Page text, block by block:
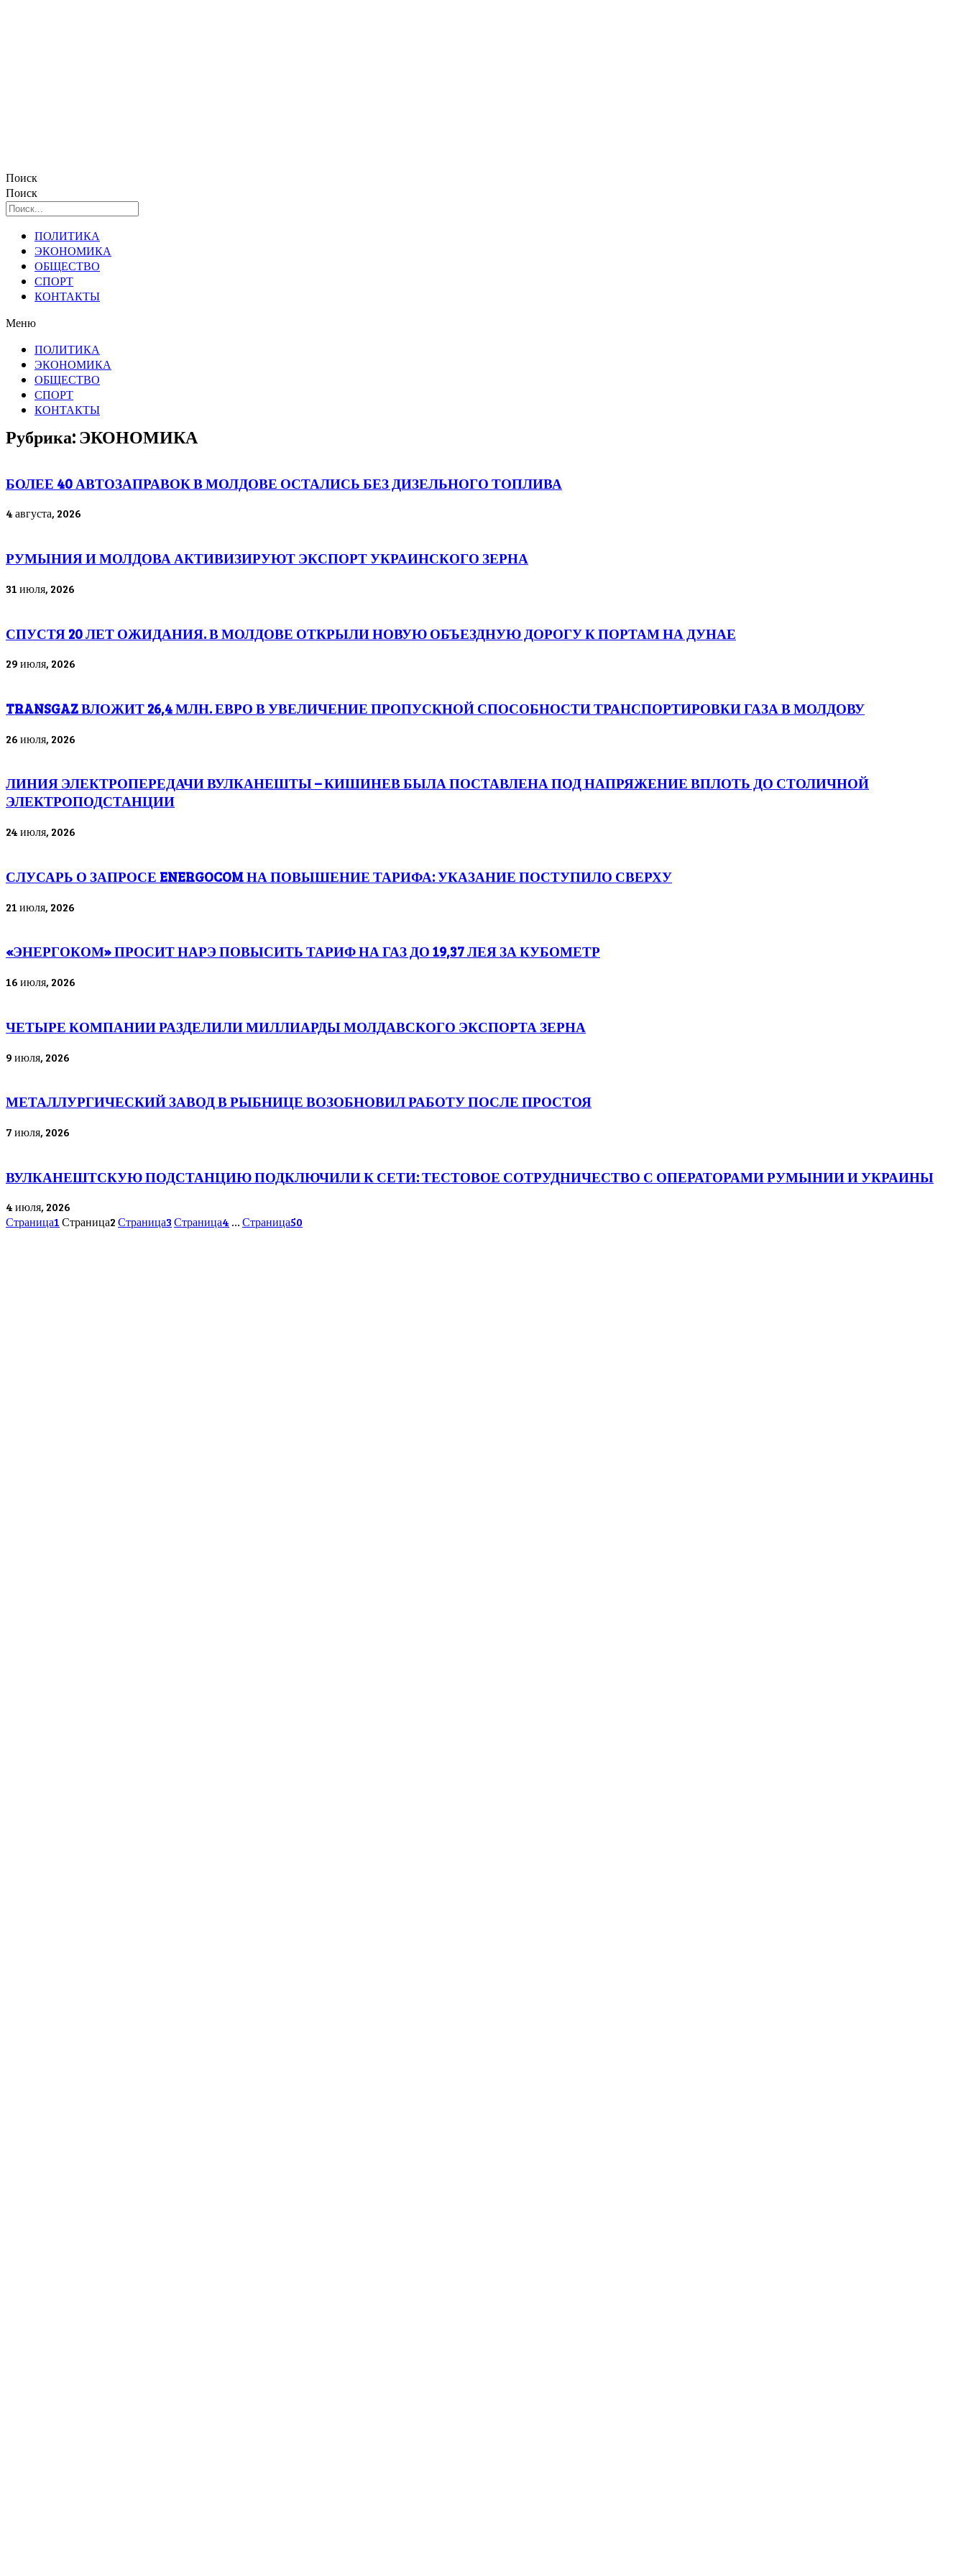
Поиск
Поиск
ПОЛИТИКА
ЭКОНОМИКА
ОБЩЕСТВО
СПОРТ
КОНТАКТЫ
Меню
ПОЛИТИКА
ЭКОНОМИКА
ОБЩЕСТВО
СПОРТ
КОНТАКТЫ
Рубрика: ЭКОНОМИКА
БОЛЕЕ 40 АВТОЗАПРАВОК В МОЛДОВЕ ОСТАЛИСЬ БЕЗ ДИЗЕЛЬНОГО ТОПЛИВА
4 августа, 2026
РУМЫНИЯ И МОЛДОВА АКТИВИЗИРУЮТ ЭКСПОРТ УКРАИНСКОГО ЗЕРНА
31 июля, 2026
СПУСТЯ 20 ЛЕТ ОЖИДАНИЯ. В МОЛДОВЕ ОТКРЫЛИ НОВУЮ ОБЪЕЗДНУЮ ДОРОГУ К ПОРТАМ НА ДУНАЕ
29 июля, 2026
TRANSGAZ ВЛОЖИТ 26,4 МЛН. ЕВРО В УВЕЛИЧЕНИЕ ПРОПУСКНОЙ СПОСОБНОСТИ ТРАНСПОРТИРОВКИ ГАЗА В МОЛДОВУ
26 июля, 2026
ЛИНИЯ ЭЛЕКТРОПЕРЕДАЧИ ВУЛКАНЕШТЫ – КИШИНЕВ БЫЛА ПОСТАВЛЕНА ПОД НАПРЯЖЕНИЕ ВПЛОТЬ ДО СТОЛИЧНОЙ
ЭЛЕКТРОПОДСТАНЦИИ
24 июля, 2026
СЛУСАРЬ О ЗАПРОСЕ ENERGOCOM НА ПОВЫШЕНИЕ ТАРИФА: УКАЗАНИЕ ПОСТУПИЛО СВЕРХУ
21 июля, 2026
«ЭНЕРГОКОМ» ПРОСИТ НАРЭ ПОВЫСИТЬ ТАРИФ НА ГАЗ ДО 19,37 ЛЕЯ ЗА КУБОМЕТР
16 июля, 2026
ЧЕТЫРЕ КОМПАНИИ РАЗДЕЛИЛИ МИЛЛИАРДЫ МОЛДАВСКОГО ЭКСПОРТА ЗЕРНА
9 июля, 2026
МЕТАЛЛУРГИЧЕСКИЙ ЗАВОД В РЫБНИЦЕ ВОЗОБНОВИЛ РАБОТУ ПОСЛЕ ПРОСТОЯ
7 июля, 2026
ВУЛКАНЕШТСКУЮ ПОДСТАНЦИЮ ПОДКЛЮЧИЛИ К СЕТИ: ТЕСТОВОЕ СОТРУДНИЧЕСТВО С ОПЕРАТОРАМИ РУМЫНИИ И УКРАИНЫ
4 июля, 2026
Страница1Страница2Страница3Страница4 …Страница50